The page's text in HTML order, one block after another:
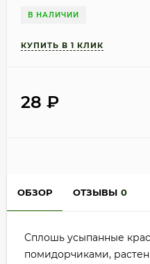
В НАЛИЧИИ
28 ₽
ОБЗОР ОТЗЫВЫ 0
Сплошь усыпанные
помидорчиками,